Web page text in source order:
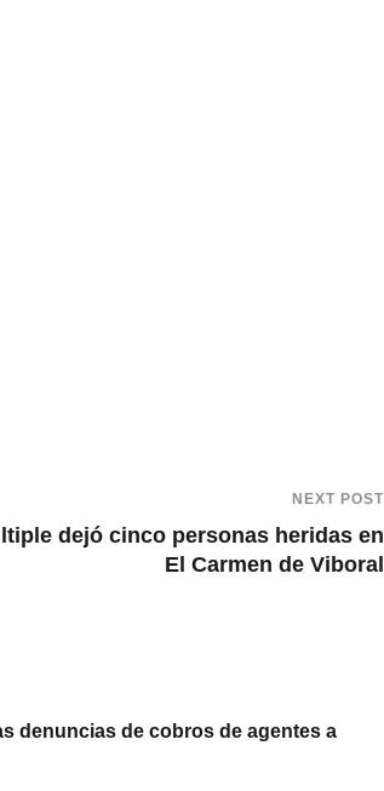
NEXT POST
dejó cinco personas heridas en
El Carmen de Viboral
denuncias de cobros de agentes a